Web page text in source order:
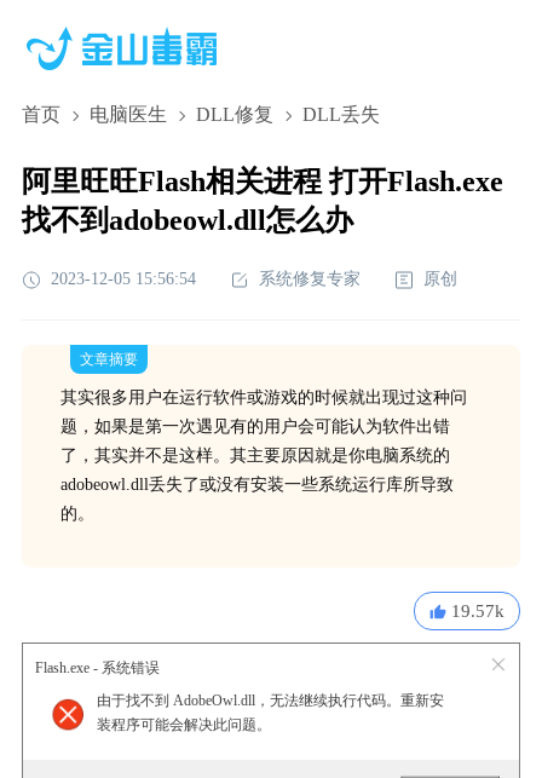
首页 电脑医生 DLL修复 DLL丢失
阿里旺旺Flash相关进程 打开Flash.exe
找不到adobeowl.dll怎么办
2023-12-05 15:56:54 系统修复专家 原创
文章摘要
其实很多用户在运行软件或游戏的时候就出现过这种问
题，如果是第一次遇见有的用户会可能认为软件出错
了，其实并不是这样。其主要原因就是你电脑系统的
adobeowl.dll丢失了或没有安装一些系统运行库所导致
的。
19.57k
Flash.exe - 系统错误
由于找不到 AdobeOwl.dll，无法继续执行代码。重新安
装程序可能会解决此问题。